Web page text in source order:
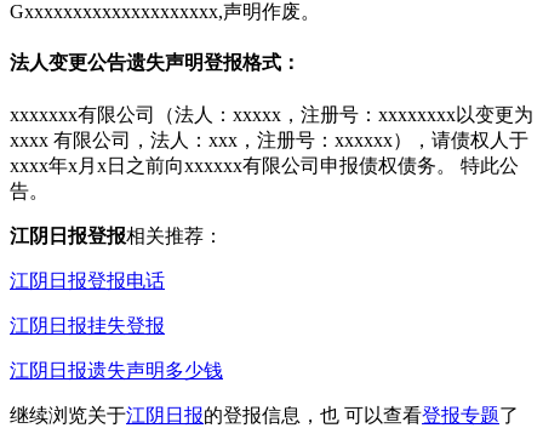
Gxxxxxxxxxxxxxxxxxxxx,声明作废。
法人变更公告遗失声明登报格式：
xxxxxxx有限公司（法人：xxxxx，注册号：xxxxxxxx以变更为
xxxx 有限公司，法人：xxx，注册号：xxxxxx），请债权人于
xxxx年x月x日之前向xxxxxx有限公司申报债权债务。 特此公
告。
江阴日报登报相关推荐：
江阴日报登报电话
江阴日报挂失登报
江阴日报遗失声明多少钱
继续浏览关于江阴日报的登报信息，也 可以查看登报专题了